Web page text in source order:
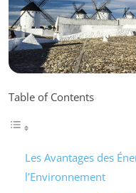
Table of Contents
Les Avantages des
l’Environnement